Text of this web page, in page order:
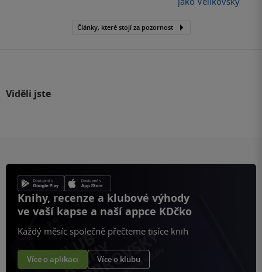
Články, které stojí za pozornost
Viděli jste
Knihy, recenze a klubové výhody
ve vaší kapse a naší appce KDčko
Každý měsíc společně přečteme tisíce knih
Více o aplikaci Více o klubu